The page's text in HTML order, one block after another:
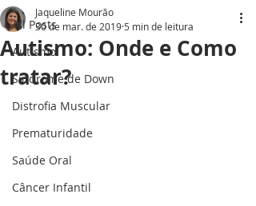
All Posts
Autismo
Síndrome de Down
Distrofia Muscular
Prematuridade
Saúde Oral
Câncer Infantil
Autismo: Onde e Como
tratar?
Jaqueline Mourão
30 de mar. de 2019 5 min de leitura